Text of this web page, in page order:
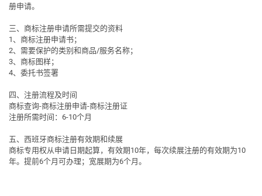
册申请。
三、商标注册申请所需提交的资料
1、商标注册申请书；
2、需要保护的类别和商品/服务名称；
3、商标图样；
4、委托书签署
四、注册流程及时间
商标查询-商标注册申请-商标注册证
注册所需时间：6-10个月
五、西班牙商标注册有效期和续展
商标专用权从申请日期起算，有效期10年，每次续展注册的有效期为10
年。提前6个月可办理；宽展期为6个月。